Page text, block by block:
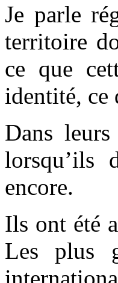
Je parle
territoire
ce que
identité, ce
Dans
lorsqu’ils
encore.
Ils ont été
Les plus